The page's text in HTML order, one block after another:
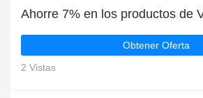
Obtener Oferta
2 Vistas